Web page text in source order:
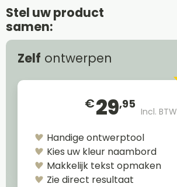
Stel uw product
samen:
Zelf ontwerpen
€29,95
Incl. BTW
Handige ontwerptool
Kies uw kleur naambord
Makkelijk tekst opmaken
Zie direct resultaat